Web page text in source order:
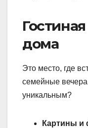
дома
Это место, где
семейные
уникальным?
Картины и